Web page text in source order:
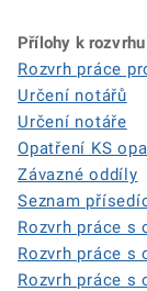
Přílohy k
Rozvrh práce
Určení notářů
Určení notáře
Opatření KS
Závazné oddíly
Seznam
Rozvrh práce s
Rozvrh práce s
Rozvrh práce s